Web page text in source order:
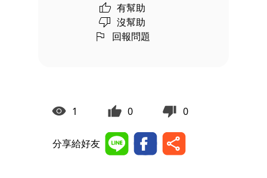
有幫助
沒幫助
回報問題
1 0 0
分享給好友